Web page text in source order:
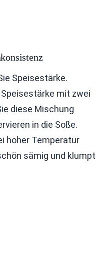
Speisestärke.
mit zwei
diese Mischung
in die Soße.
hoher Temperatur
sämig und klumpt